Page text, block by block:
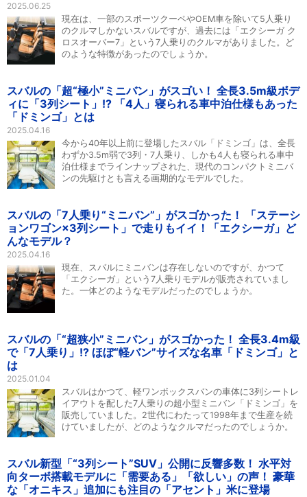
2025.06.25
現在は、一部のスポーツクーペやOEM車を除いて5人乗り
のクルマしかないスバルですが、過去には「エクシーガ ク
ロスオーバー7」という7人乗りのクルマがありました。ど
のような特徴があったのでしょうか。
スバルの「超“極小”ミニバン」がスゴい！ 全長3.5m級ボデ
ィに「3列シート」!? 「4人」寝られる車中泊仕様もあった
「ドミンゴ」とは
2025.04.16
今から40年以上前に登場したスバル「ドミンゴ」は、全長
わずか3.5m弱で3列・7人乗り、しかも4人も寝られる車中
泊仕様までラインナップされた、現代のコンパクトミニバ
ンの先駆けとも言える画期的なモデルでした。
スバルの「7人乗り“ミニバン”」がスゴかった！ 「ステーシ
ョンワゴン×3列シート」で走りもイイ！「エクシーガ」ど
んなモデル？
2025.04.16
現在、スバルにミニバンは存在しないのですが、かつて
「エクシーガ」という7人乗りモデルが販売されていまし
た。一体どのようなモデルだったのでしょうか。
スバルの「“超狭小”ミニバン」がスゴかった！ 全長3.4m級
で「7人乗り」!? ほぼ“軽バン”サイズな名車「ドミンゴ」と
は
2025.01.04
スバルはかつて、軽ワンボックスバンの車体に3列シートレ
イアウトを配した7人乗りの超小型ミニバン「ドミンゴ」を
販売していました。2世代にわたって1998年まで生産を続
けていましたが、どのようなクルマだったのでしょうか。
スバル新型「“3列シート”SUV」公開に反響多数！ 水平対
向ターボ搭載モデルに「需要ある」「欲しい」の声！ 豪華
な「オニキス」追加にも注目の「アセント」米に登場